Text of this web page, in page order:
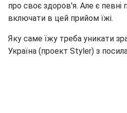
про своє здоров'я. Але є певні
включати в цей прийом їжі.
Яку саме їжу треба уникати
Україна (проект Styler) з